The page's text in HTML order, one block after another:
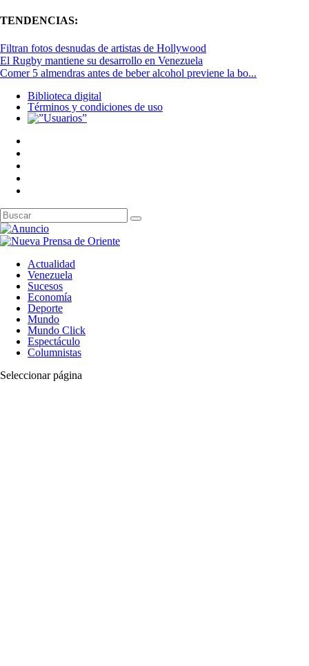
TENDENCIAS:
Filtran fotos desnudas de artistas de Hollywood
El Rugby mantiene su desarrollo en Venezuela
Comer 5 almendras antes de beber alcohol previene la bo...
Biblioteca digital
Términos y condiciones de uso
Actualidad
Venezuela
Sucesos
Economía
Deporte
Mundo
Mundo Click
Espectáculo
Columnistas
Seleccionar página